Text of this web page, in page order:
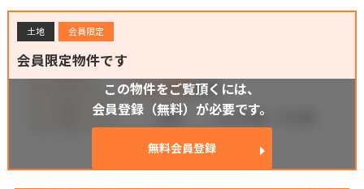
土地 会員限定
会員限定物件です
この物件をご覧頂くには、
会員登録（無料）が必要です。
無料会員登録